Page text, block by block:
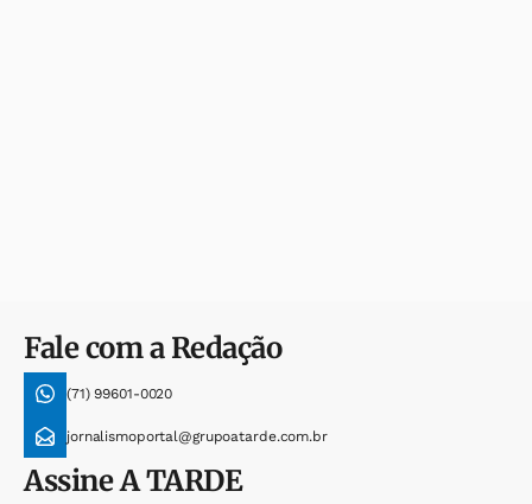
Fale com a Redação
(71) 99601-0020
jornalismoportal@grupoatarde.com.br
AssineA TARDE